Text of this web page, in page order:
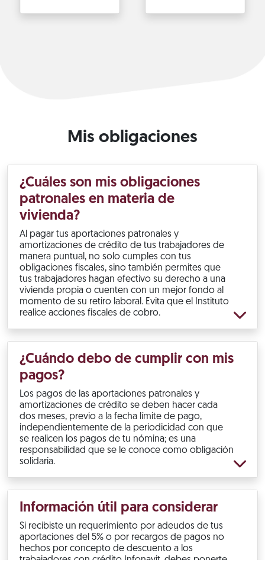
Mis obligaciones
¿Cuáles son mis obligaciones
patronales en materia de
vivienda?
Al pagar tus aportaciones patronales y
amortizaciones de crédito de tus trabajadores de
manera puntual, no solo cumples con tus
obligaciones fiscales, sino también permites que
tus trabajadores hagan efectivo su derecho a una
vivienda propia o cuenten con un mejor fondo al
momento de su retiro laboral. Evita que el Instituto
realice acciones fiscales de cobro.
¿Cuándo debo de cumplir con mis
pagos?
Los pagos de las aportaciones patronales y
amortizaciones de crédito se deben hacer cada
dos meses, previo a la fecha límite de pago,
independientemente de la periodicidad con que
se realicen los pagos de tu nómina; es una
responsabilidad que se le conoce como obligación
solidaria.
Información útil para considerar
Si recibiste un requerimiento por adeudos de tus
aportaciones del 5% o por recargos de pagos no
hechos por concepto de descuento a los
trabajadores con crédito Infonavit, debes ponerte